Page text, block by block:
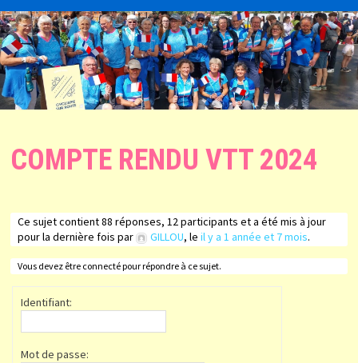
COMPTE RENDU VTT 2024
Ce sujet contient 88 réponses, 12 participants et a été mis à jour
pour la dernière fois par
GILLOU, le il y a 1 année et 7 mois.
Vous devez être connecté pour répondre à ce sujet.
Identifiant:
Mot de passe: